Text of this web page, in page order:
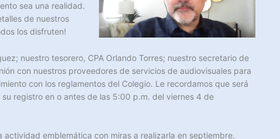
sea una realidad.
de nuestros
los disfruten!
nuestro tesorero, CPA Orlando Torres; nuestro secretario de
con nuestros proveedores de servicios de audiovisuales para
con los reglamentos del Colegio. Le recordamos que será
registro en o antes de las 5:00 p.m. del viernes 4 de
emblemática con miras a realizarla en septiembre.